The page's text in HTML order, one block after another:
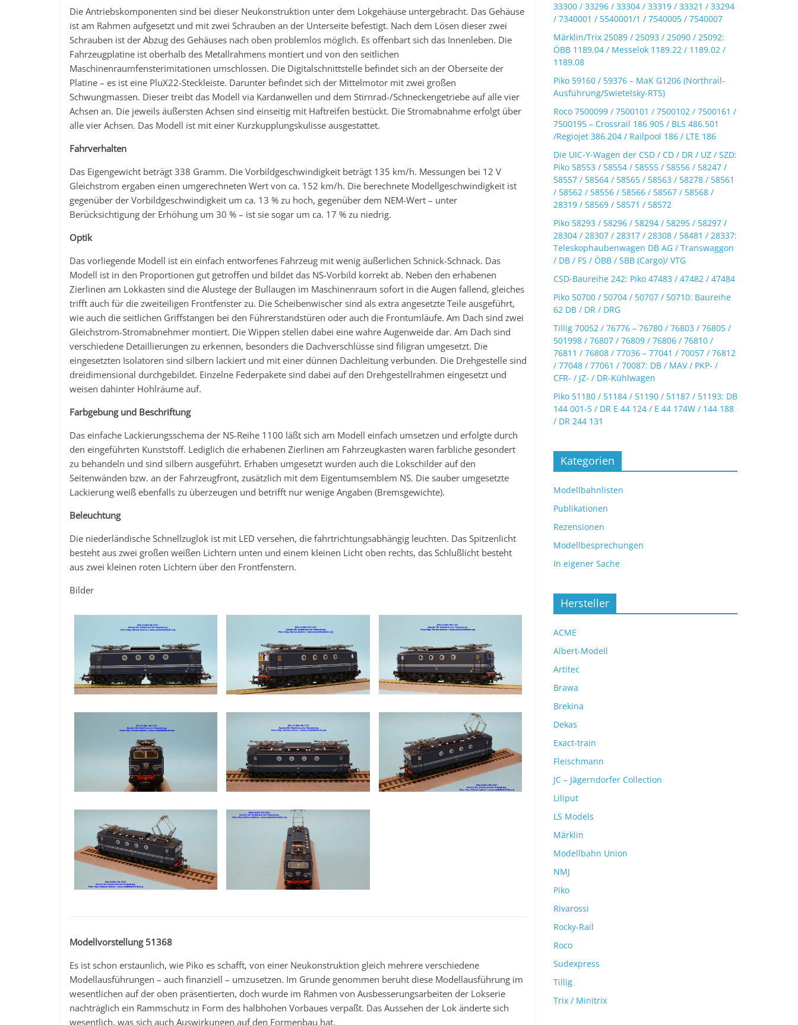
Die Antriebskomponenten sind bei dieser Neukonstruktion unter dem Lokgehäuse untergebracht. Das Gehäuse
ist am Rahmen aufgesetzt und mit zwei Schrauben an der Unterseite befestigt. Nach dem Lösen dieser zwei
Schrauben ist der Abzug des Gehäuses nach oben problemlos möglich. Es offenbart sich das Innenleben. Die
Fahrzeugplatine ist oberhalb des Metallrahmens montiert und von den seitlichen
Maschinenraumfensterimitationen umschlossen. Die Digitalschnittstelle befindet sich an der Oberseite der
Platine – es ist eine PluX22-Steckleiste. Darunter befindet sich der Mittelmotor mit zwei großen
Schwungmassen. Dieser treibt das Modell via Kardanwellen und dem Stirnrad-/Schneckengetriebe auf alle vier
Achsen an. Die jeweils äußersten Achsen sind einseitig mit Haftreifen bestückt. Die Stromabnahme erfolgt über
alle vier Achsen. Das Modell ist mit einer Kurzkupplungskulisse ausgestattet.
Fahrverhalten
Das Eigengewicht beträgt 338 Gramm. Die Vorbildgeschwindigkeit beträgt 135 km/h. Messungen bei 12 V
Gleichstrom ergaben einen umgerechneten Wert von ca. 152 km/h. Die berechnete Modellgeschwindigkeit ist
gegenüber der Vorbildgeschwindigkeit um ca. 13 % zu hoch, gegenüber dem NEM-Wert – unter
Berücksichtigung der Erhöhung um 30 % – ist sie sogar um ca. 17 % zu niedrig.
Optik
Das vorliegende Modell ist ein einfach entworfenes Fahrzeug mit wenig äußerlichen Schnick-Schnack. Das
Modell ist in den Proportionen gut getroffen und bildet das NS-Vorbild korrekt ab. Neben den erhabenen
Zierlinen am Lokkasten sind die Alustege der Bullaugen im Maschinenraum sofort in die Augen fallend, gleiches
trifft auch für die zweiteiligen Frontfenster zu. Die Scheibenwischer sind als extra angesetzte Teile ausgeführt,
wie auch die seitlichen Griffstangen bei den Führerstandstüren oder auch die Frontumläufe. Am Dach sind zwei
Gleichstrom-Stromabnehmer montiert. Die Wippen stellen dabei eine wahre Augenweide dar. Am Dach sind
verschiedene Detaillierungen zu erkennen, besonders die Dachverschlüsse sind filigran umgesetzt. Die
eingesetzten Isolatoren sind silbern lackiert und mit einer dünnen Dachleitung verbunden. Die Drehgestelle sind
dreidimensional durchgebildet. Einzelne Federpakete sind dabei auf den Drehgestellrahmen eingesetzt und
weisen dahinter Hohlräume auf.
Farbgebung und Beschriftung
Das einfache Lackierungsschema der NS-Reihe 1100 läßt sich am Modell einfach umsetzen und erfolgte durch
den eingeführten Kunststoff. Lediglich die erhabenen Zierlinen am Fahrzeugkasten waren farbliche gesondert
zu behandeln und sind silbern ausgeführt. Erhaben umgesetzt wurden auch die Lokschilder auf den
Seitenwänden bzw. an der Fahrzeugfront, zusätzlich mit dem Eigentumsemblem NS. Die sauber umgesetzte
Lackierung weiß ebenfalls zu überzeugen und betrifft nur wenige Angaben (Bremsgewichte).
Beleuchtung
Die niederländische Schnellzuglok ist mit LED versehen, die fahrtrichtungsabhängig leuchten. Das Spitzenlicht
besteht aus zwei großen weißen Lichtern unten und einem kleinen Licht oben rechts, das Schlußlicht besteht
aus zwei kleinen roten Lichtern über den Frontfenstern.
Bilder
Modellvorstellung 51368
Es ist schon erstaunlich, wie Piko es schafft, von einer Neukonstruktion gleich mehrere verschiedene
Modellausführungen – auch finanziell – umzusetzen. Im Grunde genommen beruht diese Modellausführung im
wesentlichen auf der oben präsentierten, doch wurde im Rahmen von Ausbesserungsarbeiten der Lokserie
nachträglich ein Rammschutz in Form des halbhohen Vorbaues verpaßt. Das Aussehen der Lok änderte sich
wesentlich, was sich auch Auswirkungen auf den Formenbau hat.
33300 / 33296 / 33304 / 33319 / 33321 / 33294
/ 7340001 / 5540001/1 / 7540005 / 7540007
Märklin/Trix 25089 / 25093 / 25090 / 25092:
ÖBB 1189.04 / Messelok 1189.22 / 1189.02 /
1189.08
Piko 59160 / 59376 – MaK G1206 (Northrail-
Ausführung/Swietelsky-RTS)
Roco 7500099 / 7500101 / 7500102 / 7500161 /
7500195 – Crossrail 186 905 / BLS 486.501
/Regiojet 386.204 / Railpool 186 / LTE 186
Die UIC-Y-Wagen der CSD / CD / DR / UZ / SZD:
Piko 58553 / 58554 / 58555 / 58556 / 58247 /
58557 / 58564 / 58565 / 58563 / 58278 / 58561
/ 58562 / 58556 / 58566 / 58567 / 58568 /
28319 / 58569 / 58571 / 58572
Piko 58293 / 58296 / 58294 / 58295 / 58297 /
28304 / 28307 / 28317 / 28308 / 58481 / 28337:
Teleskophaubenwagen DB AG / Transwaggon
/ DB / FS / ÖBB / SBB (Cargo)/ VTG
CSD-Baureihe 242: Piko 47483 / 47482 / 47484
Piko 50700 / 50704 / 50707 / 50710: Baureihe
62 DB / DR / DRG
Tillig 70052 / 76776 – 76780 / 76803 / 76805 /
501998 / 76807 / 76809 / 76806 / 76810 /
76811 / 76808 / 77036 – 77041 / 70057 / 76812
/ 77048 / 77061 / 70087: DB / MAV / PKP- /
CFR- / JZ- / DR-Kühlwagen
Piko 51180 / 51184 / 51190 / 51187 / 51193: DB
144 001-5 / DR E 44 124 / E 44 174W / 144 188
/ DR 244 131
Kategorien
Modellbahnlisten
Publikationen
Rezensionen
Modellbesprechungen
In eigener Sache
Hersteller
ACME
Albert-Modell
Artitec
Brawa
Brekina
Dekas
Exact-train
Fleischmann
JC – Jägerndorfer Collection
Liliput
LS Models
Märklin
Modellbahn Union
NMJ
Piko
Rivarossi
Rocky-Rail
Roco
Sudexpress
Tillig
Trix / Minitrix